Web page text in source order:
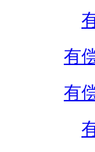
有
有